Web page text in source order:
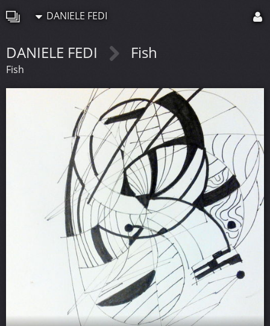
DANIELE FEDI
DANIELE FEDI Fish
Fish